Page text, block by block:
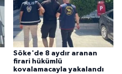
Söke'de 8 aydır aranan
firari hükümlü
kovalamacayla yakalandı